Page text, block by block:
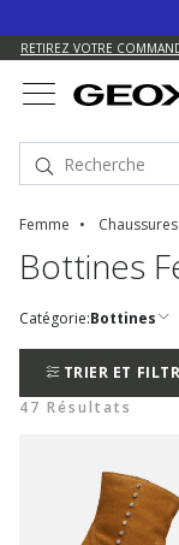
RETIREZ VOTRE
Femme Chaussures
Bottines
Catégorie:Bottines
TRIER ET
47 Résultats